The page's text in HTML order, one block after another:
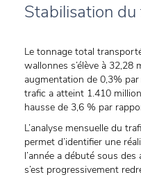
Stabilisation
Le tonnage total
wallonnes s’élève à
augmentation de 0,3%
trafic a atteint 1.410
hausse de 3,6 % par
L’analyse mensuelle du
permet d’identifier une
l’année a débuté sous
s’est progressivement